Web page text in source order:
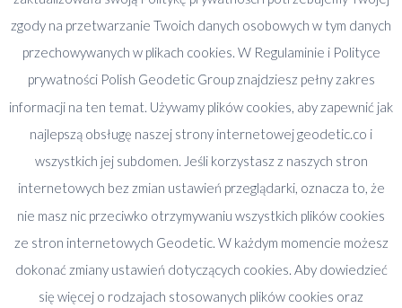
2019-07-14
Rocznik Geodetic [2] 2018
2018-08-07
zgody na przetwarzanie Twoich danych osobowych w tym danych
przechowywanych w plikach cookies. W Regulaminie i Polityce
prywatności Polish Geodetic Group znajdziesz pełny zakres
informacji na ten temat. Używamy plików cookies, aby zapewnić jak
najlepszą obsługę naszej strony internetowej geodetic.co i
wszystkich jej subdomen. Jeśli korzystasz z naszych stron
internetowych bez zmian ustawień przeglądarki, oznacza to, że
nie masz nic przeciwko otrzymywaniu wszystkich plików cookies
ze stron internetowych Geodetic. W każdym momencie możesz
dokonać zmiany ustawień dotyczących cookies. Aby dowiedzieć
się więcej o rodzajach stosowanych plików cookies oraz